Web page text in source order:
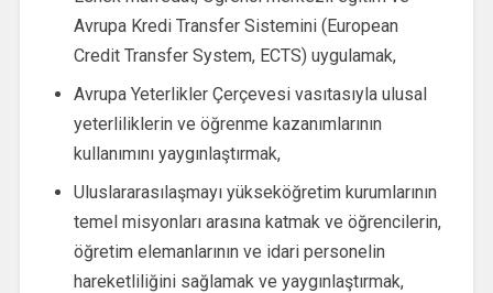
Avrupa Kredi Transfer Sistemini (European
Credit Transfer System, ECTS) uygulamak,
Avrupa Yeterlikler Çerçevesi vasıtasıyla ulusal
yeterliliklerin ve öğrenme kazanımlarının
kullanımını yaygınlaştırmak,
Uluslararasılaşmayı yükseköğretim kurumlarının
temel misyonları arasına katmak ve öğrencilerin,
öğretim elemanlarının ve idari personelin
hareketliliğini sağlamak ve yaygınlaştırmak,